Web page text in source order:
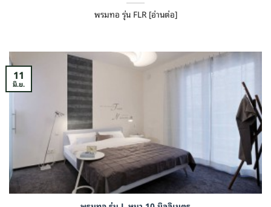
พรมทอ รุ่น FLR [อ่านต่อ]
11
มิ.ย.